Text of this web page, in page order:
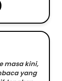
masa kini,
yang